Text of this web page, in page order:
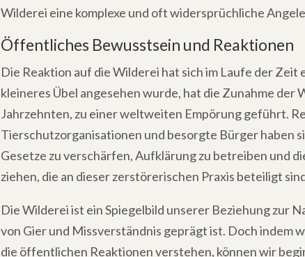
Wilderei eine komplexe und oft widersprüchliche
Öffentliches Bewusstsein und Reaktionen
Die Reaktion auf die Wilderei hat sich im Laufe der Zeit
kleineres Übel angesehen wurde, hat die Zunahme der
Jahrzehnten, zu einer weltweiten Empörung geführt.
Tierschutzorganisationen und besorgte Bürger haben
Gesetze zu verschärfen, Aufklärung zu betreiben und
ziehen, die an dieser zerstörerischen Praxis beteiligt
Die Wilderei ist ein Spiegelbild unserer Beziehung zur
von Gier und Missverständnis geprägt ist. Doch indem
die öffentlichen Reaktionen verstehen, können wir